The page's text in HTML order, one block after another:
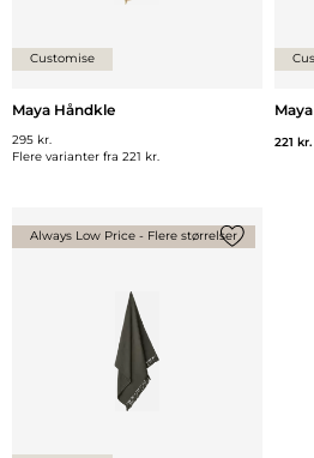
Customise
Maya Håndkle
295 kr.
Flere varianter fra 221 kr.
221 kr.
Always Low Price - Flere størrelser